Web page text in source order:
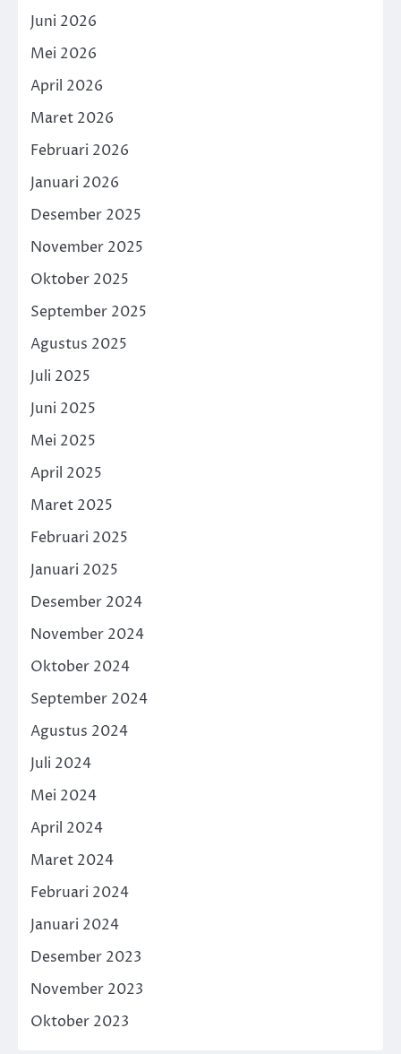
Juni 2026
Mei 2026
April 2026
Maret 2026
Februari 2026
Januari 2026
Desember 2025
November 2025
Oktober 2025
September 2025
Agustus 2025
Juli 2025
Juni 2025
Mei 2025
April 2025
Maret 2025
Februari 2025
Januari 2025
Desember 2024
November 2024
Oktober 2024
September 2024
Agustus 2024
Juli 2024
Mei 2024
April 2024
Maret 2024
Februari 2024
Januari 2024
Desember 2023
November 2023
Oktober 2023